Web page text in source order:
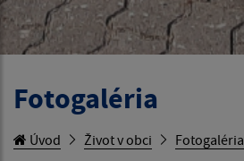
Fotogaléria
Úvod Život v obci Fotogaléria